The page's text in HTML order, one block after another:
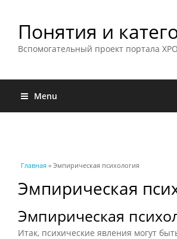
Понятия и
Вспомогательный проект портала
Menu
Вы здесь
Главная » Эмпирическая психология
Эмпирическая
Эмпирическая
Итак, психические явления могут